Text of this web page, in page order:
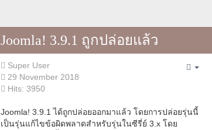
Joomla! 3.9.1 ถูกปล่อยแล้ว
Super User
29 November 2018
Hits: 3950
Joomla! 3.9.1 ได้ถูกปล่อยออกมาแล้ว โดยการปล่อยรุ่นนี้
เป็นรุ่นแก้ไขข้อผิดพลาดสำหรับรุ่นในซีรี่ย์ 3.x โดย